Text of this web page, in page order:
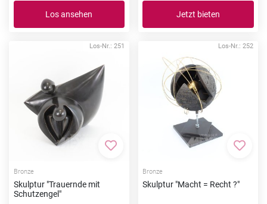
Los ansehen Jetzt bieten
Los-Nr.: 251
Zur Merkliste hinzufügen
Bronze
Skulptur "Trauernde mit
Schutzengel"
Los-Nr.: 252
Zur
Bronze
Skulptur "Macht = Recht ?"